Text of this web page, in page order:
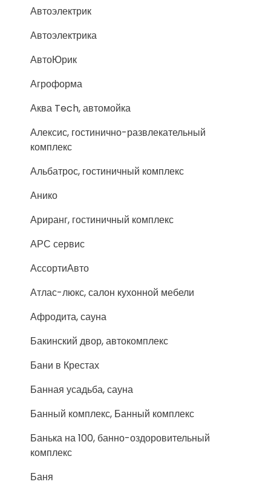
Автоэлектрик
Автоэлектрика
АвтоЮрик
Агроформа
Аква Tech, автомойка
Алексис, гостинично-развлекательный
комплекс
Альбатрос, гостиничный комплекс
Анико
Ариранг, гостиничный комплекс
АРС сервис
АссортиАвто
Атлас-люкс, салон кухонной мебели
Афродита, сауна
Бакинский двор, автокомплекс
Бани в Крестах
Банная усадьба, сауна
Банный комплекс, Банный комплекс
Банька на 100, банно-оздоровительный
комплекс
Баня